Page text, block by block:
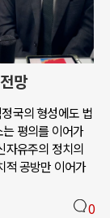
망
국의 형성에도 법
평의를 이어가
자유주의 정치의
적 공방만 이어가
0